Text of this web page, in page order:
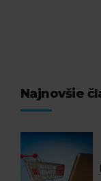
Najnovšie